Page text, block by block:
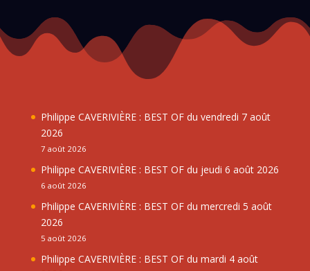
Philippe CAVERIVIÈRE : BEST OF du vendredi 7 août
2026
7 août 2026
Philippe CAVERIVIÈRE : BEST OF du jeudi 6 août 2026
6 août 2026
Philippe CAVERIVIÈRE : BEST OF du mercredi 5 août
2026
5 août 2026
Philippe CAVERIVIÈRE : BEST OF du mardi 4 août